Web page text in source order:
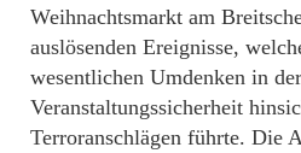
Weihnachtsmarkt am
auslösenden Ereignisse,
wesentlichen Umdenken in der
Veranstaltungssicherheit
Terroranschlägen führte. Die